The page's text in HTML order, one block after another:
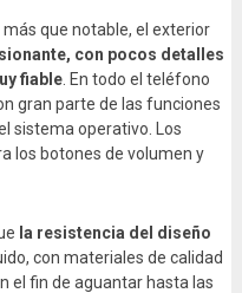
más que notable, el exterior
con pocos detalles
fiable. En todo el teléfono
gran parte de las funciones
sistema operativo. Los
los botones de volumen y
la resistencia del diseño
con materiales de calidad
el fin de aguantar hasta las